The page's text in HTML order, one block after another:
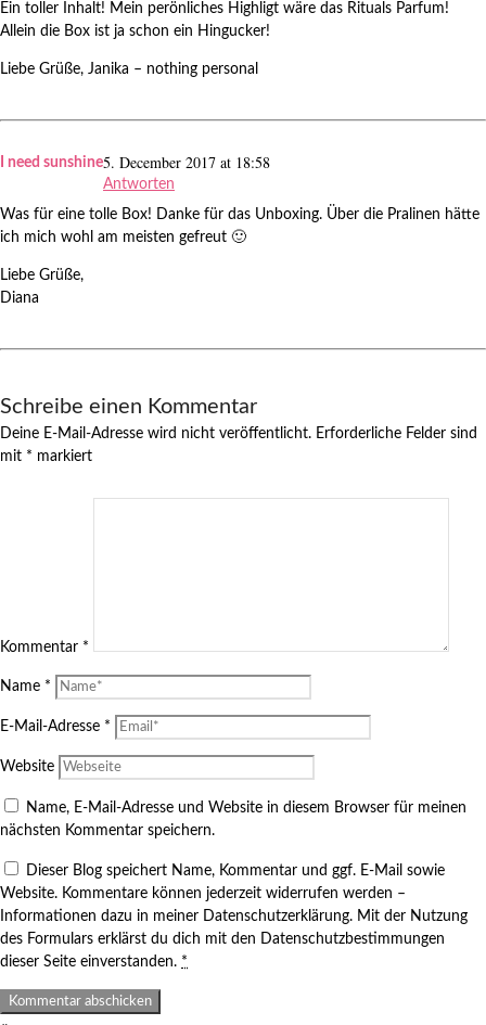
Ein toller Inhalt! Mein perönliches Highligt wäre das Rituals Parfum!
Allein die Box ist ja schon ein Hingucker!
Liebe Grüße, Janika – nothing personal
I need sunshine5. December 2017 at 18:58
Antworten
Was für eine tolle Box! Danke für das Unboxing. Über die Pralinen hätte
ich mich wohl am meisten gefreut 🙂
Liebe Grüße,
Diana
Schreibe einen Kommentar
Deine E-Mail-Adresse wird nicht veröffentlicht. Erforderliche Felder sind
mit * markiert
Kommentar *
Name *
E-Mail-Adresse *
Website
Name, E-Mail-Adresse und Website in diesem Browser für meinen
nächsten Kommentar speichern.
Dieser Blog speichert Name, Kommentar und ggf. E-Mail sowie
Website. Kommentare können jederzeit widerrufen werden –
Informationen dazu in meiner Datenschutzerklärung. Mit der Nutzung
des Formulars erklärst du dich mit den Datenschutzbestimmungen
dieser Seite einverstanden. *